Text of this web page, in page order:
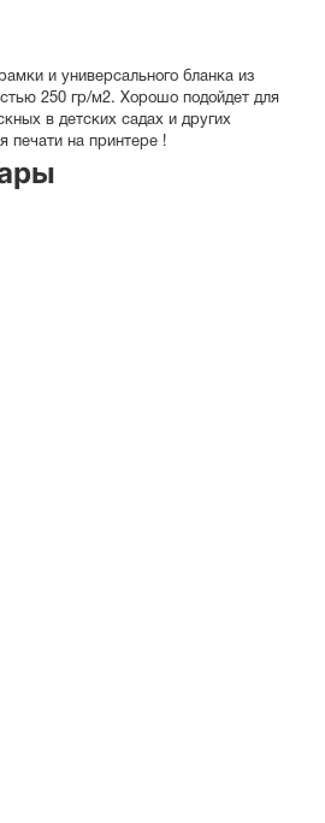
и универсального бланка из
250 гр/м2. Хорошо подойдет для
в детских садах и других
печати на принтере !